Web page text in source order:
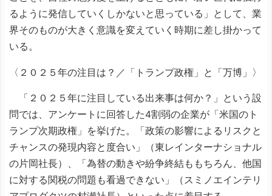
るように発信していくしかないと思っている」として、業
界そのものが大きく意識を変えていく時期に差し掛かって
いる。
〈２０２５年の注目は？／「トランプ政権」と「万博」〉
「２０２５年に注目している出来事は何か？」という設
問では、アンケートに回答した4割弱の企業が「米国のト
ランプ次期政権」を挙げた。「政策の影響によるリスクと
チャンスの発現内容と度合い」（東レインターナショナル
の片岡社長）、「為替の動きや紛争終結ももちろん、他国
に対する関税の問題も看過できない」（スミノエインテリ